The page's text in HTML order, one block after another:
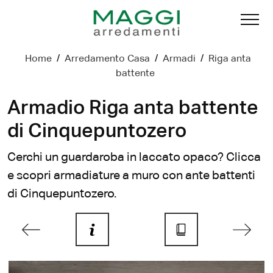
Home / Arredamento Casa / Armadi / Riga anta
battente
Armadio Riga anta battente
di Cinquepuntozero
Cerchi un guardaroba in laccato opaco? Clicca
e scopri armadiature a muro con ante battenti
di Cinquepuntozero.